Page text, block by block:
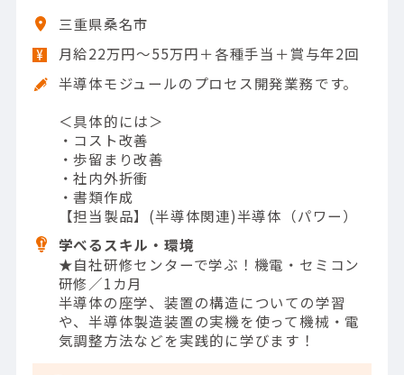
三重県桑名市
月給22万円～55万円＋各種手当＋賞与年2回
半導体モジュールのプロセス開発業務です。
＜具体的には＞
・コスト改善
・歩留まり改善
・社内外折衝
・書類作成
【担当製品】(半導体関連)半導体（パワー）
学べるスキル・環境
★自社研修センターで学ぶ！機電・セミコン
研修／1カ月
半導体の座学、装置の構造についての学習
や、半導体製造装置の実機を使って機械・電
気調整方法などを実践的に学びます！